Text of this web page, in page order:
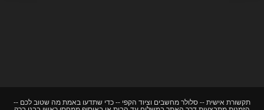
תקשורת אישית -- סלולר מחשבים וציוד הקפי -- כדי שתדעו באמת מה שטוב לכם --